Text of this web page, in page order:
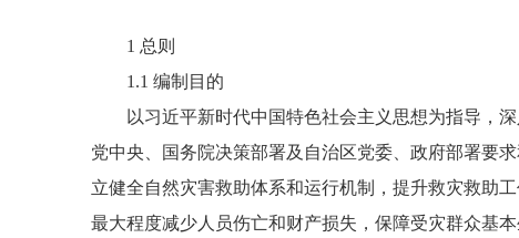
1 总则
1.1 编制目的
以习近平新时代中国特色社会主义思想为指导，深
党中央、国务院决策部署及自治区党委、政府部署要
立健全自然灾害救助体系和运行机制，提升救灾救助
最大程度减少人员伤亡和财产损失，保障受灾群众基